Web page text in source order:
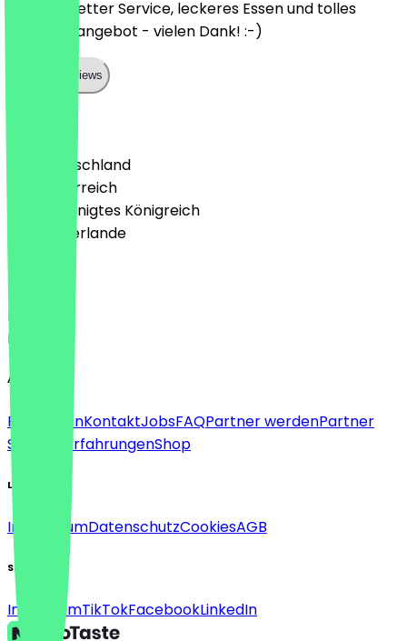
Äußerst netter Service, leckeres Essen und tolles
Getränkeangebot - vielen Dank! :-)
Show all reviews
🇩🇪 Deutschland
🇦🇹 Österreich
🇬🇧 Vereinigtes Königreich
🇳🇱 Niederlande
Deutsch
English
About
Für FirmenKontaktJobsFAQPartner werdenPartner
Support
ErfahrungenShop
Legal
ImpressumDatenschutzCookiesAGB
Social
InstagramTikTokFacebookLinkedIn